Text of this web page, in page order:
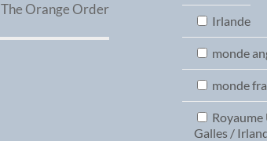
The Orange Order
Irlande
monde
monde
Royaume
Galles /